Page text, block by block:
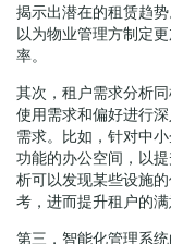
揭示出潜在的租赁趋
以为物业管理方制定
率。
其次，租户需求分析
使用需求和偏好进行
需求。比如，针对中
功能的办公空间，以
析可以发现某些设施
考，进而提升租户的满
第三，智能化管理系